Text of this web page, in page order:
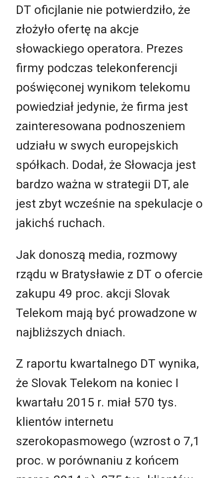
DT oficjlanie nie potwierdziło, że
złożyło ofertę na akcje
słowackiego operatora. Prezes
firmy podczas telekonferencji
poświęconej wynikom telekomu
powiedział jedynie, że firma jest
zainteresowana podnoszeniem
udziału w swych europejskich
spółkach. Dodał, że Słowacja jest
bardzo ważna w strategii DT, ale
jest zbyt wcześnie na spekulacje o
jakichś ruchach.
Jak donoszą media, rozmowy
rządu w Bratysławie z DT o ofercie
zakupu 49 proc. akcji Slovak
Telekom mają być prowadzone w
najbliższych dniach.
Z raportu kwartalnego DT wynika,
że Slovak Telekom na koniec I
kwartału 2015 r. miał 570 tys.
klientów internetu
szerokopasmowego (wzrost o 7,1
proc. w porównaniu z końcem